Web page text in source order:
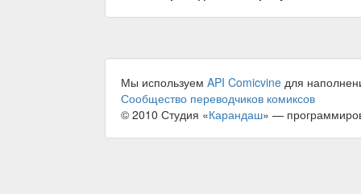
Мы используем API Comicvine для
Сообщество переводчиков комиксов
© 2010 Студия «Карандаш» —